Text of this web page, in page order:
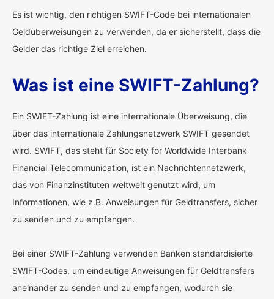
Es ist wichtig, den richtigen SWIFT-Code bei internationalen
Geldüberweisungen zu verwenden, da er sicherstellt, dass die
Gelder das richtige Ziel erreichen.
Was ist eine SWIFT-Zahlung?
Ein SWIFT-Zahlung ist eine internationale Überweisung, die
über das internationale Zahlungsnetzwerk SWIFT gesendet
wird. SWIFT, das steht für Society for Worldwide Interbank
Financial Telecommunication, ist ein Nachrichtennetzwerk,
das von Finanzinstituten weltweit genutzt wird, um
Informationen, wie z.B. Anweisungen für Geldtransfers, sicher
zu senden und zu empfangen.
Bei einer SWIFT-Zahlung verwenden Banken standardisierte
SWIFT-Codes, um eindeutige Anweisungen für Geldtransfers
aneinander zu senden und zu empfangen, wodurch sie